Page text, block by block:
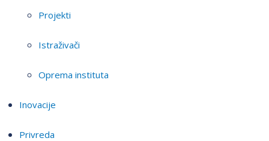
Projekti
Istraživači
Oprema instituta
Inovacije
Privreda